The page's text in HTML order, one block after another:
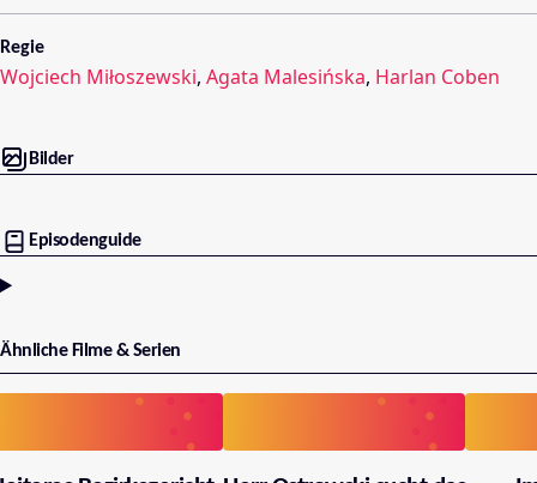
Regie
Wojciech Miłoszewski, Agata Malesińska, Harlan Coben
Bilder
Episodenguide
Ähnliche Filme & Serien